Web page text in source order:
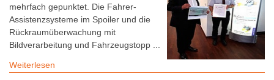
mehrfach gepunktet. Die Fahrer-
Assistenzsysteme im Spoiler und die
Rückraumüberwachung mit
Bildverarbeitung und Fahrzeugstopp ...
Weiterlesen